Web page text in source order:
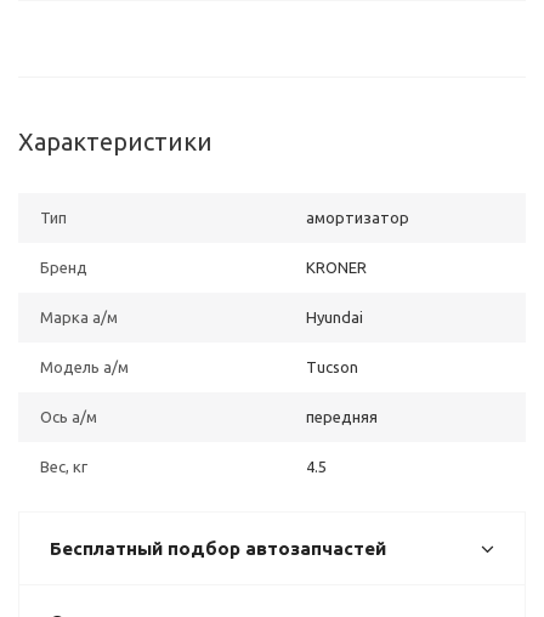
Характеристики
Тип амортизатор
Бренд KRONER
Марка а/м Hyundai
Модель а/м Tucson
Ось а/м передняя
Вес, кг 4.5
Бесплатный подбор автозапчастей